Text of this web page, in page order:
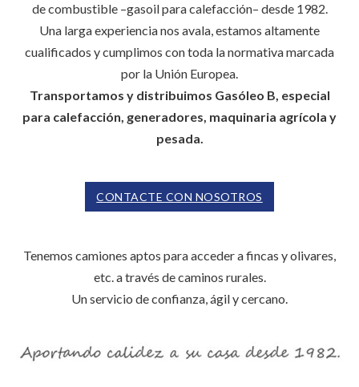
de combustible –gasoil para calefacción– desde 1982.
Una larga experiencia nos avala, estamos altamente
cualificados y cumplimos con toda la normativa marcada
por la Unión Europea.
Transportamos y distribuimos Gasóleo B, especial
para calefacción, generadores, maquinaria agrícola y
pesada.
CONTACTE CON NOSOTROS
Tenemos camiones aptos para acceder a fincas y olivares,
etc. a través de caminos rurales.
Un servicio de confianza, ágil y cercano.